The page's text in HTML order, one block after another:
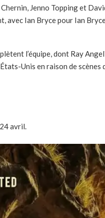
Jenno Topping et
avec Ian Bryce pour Ian
l’équipe, dont Ray
Unis en raison de scènes
avril.